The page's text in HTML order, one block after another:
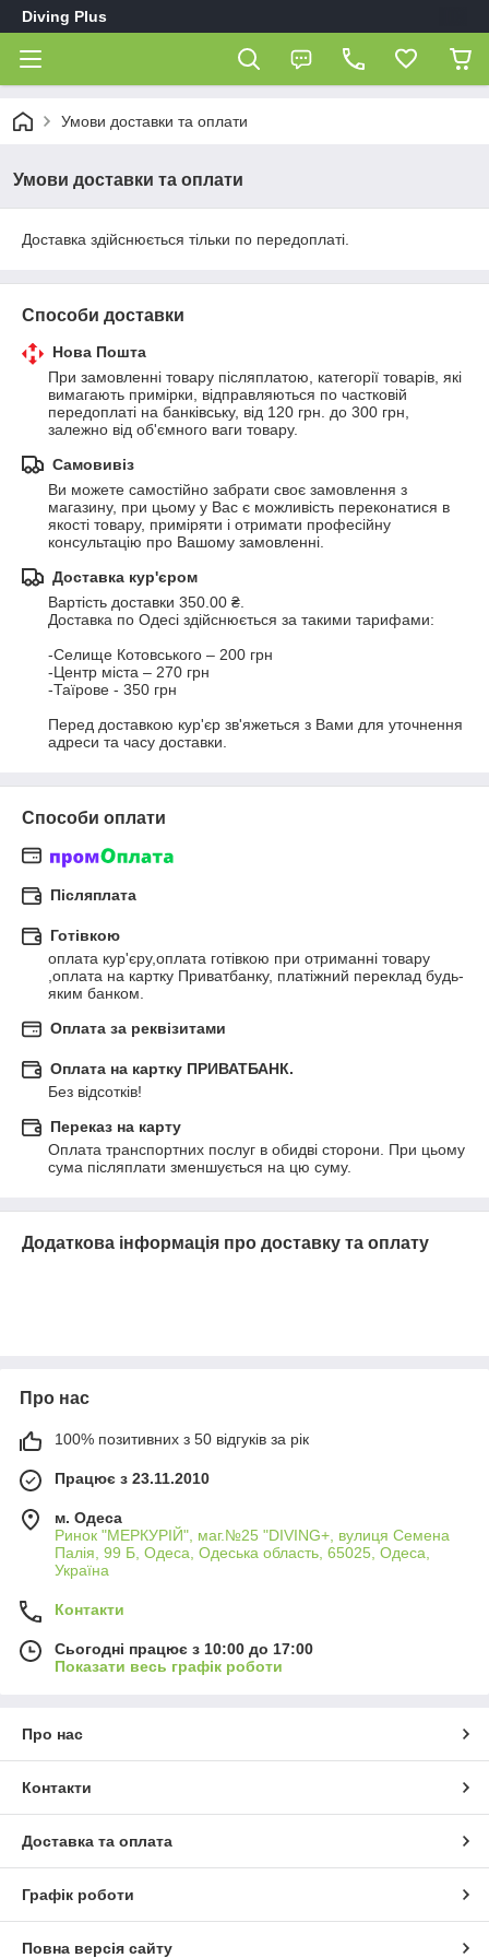
Diving Plus
Умови доставки та оплати
Умови доставки та оплати
Доставка здійснюється тільки по передоплаті.
Способи доставки
Нова Пошта
При замовленні товару післяплатою, категорії товарів, які
вимагають примірки, відправляються по частковій
передоплаті на банківську, від 120 грн. до 300 грн,
залежно від об'ємного ваги товару.
Самовивіз
Ви можете самостійно забрати своє замовлення з
магазину, при цьому у Вас є можливість переконатися в
якості товару, приміряти і отримати професійну
консультацію про Вашому замовленні.
Доставка кур'єром
Вартість доставки 350.00 ₴.
Доставка по Одесі здійснюється за такими тарифами:
-Селище Котовського – 200 грн
-Центр міста – 270 грн
-Таїрове - 350 грн
Перед доставкою кур'єр зв'яжеться з Вами для уточнення
адреси та часу доставки.
Способи оплати
Післяплата
Готівкою
оплата кур'єру,оплата готівкою при отриманні товару
,оплата на картку Приватбанку, платіжний переклад будь-
яким банком.
Оплата за реквізитами
Оплата на картку ПРИВАТБАНК.
Без відсотків!
Переказ на карту
Оплата транспортних послуг в обидві сторони. При цьому
сума післяплати зменшується на цю суму.
Додаткова інформація про доставку та оплату
Про нас
100% позитивних з 50 відгуків за рік
Працює з 23.11.2010
м. Одеса
Ринок "МЕРКУРІЙ", маг.№25 "DIVING+, вулиця Семена
Палія, 99 Б, Одеса, Одеська область, 65025, Одеса,
Україна
Контакти
Сьогодні працює з 10:00 до 17:00
Показати весь графік роботи
Про нас
Контакти
Доставка та оплата
Графік роботи
Повна версія сайту